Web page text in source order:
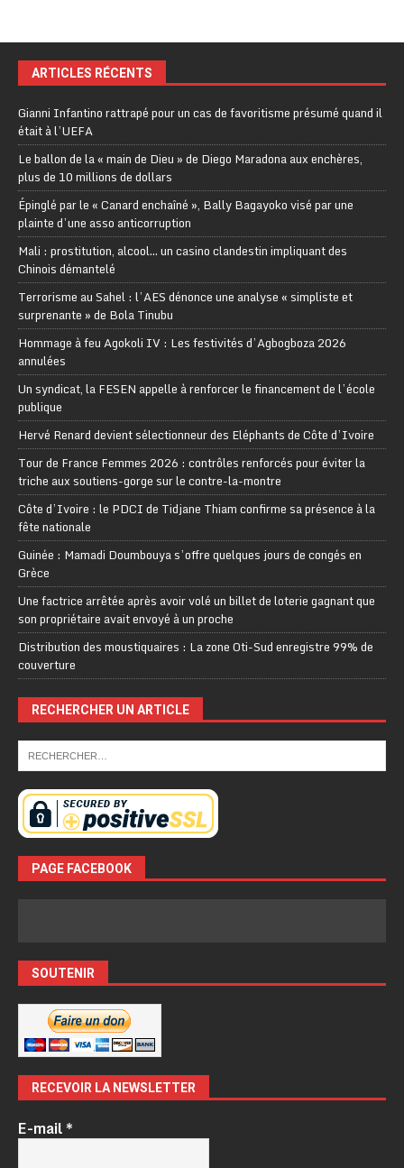
ARTICLES RÉCENTS
Gianni Infantino rattrapé pour un cas de favoritisme présumé quand il
était à l’UEFA
Le ballon de la « main de Dieu » de Diego Maradona aux enchères,
plus de 10 millions de dollars
Épinglé par le « Canard enchaîné », Bally Bagayoko visé par une
plainte d’une asso anticorruption
Mali : prostitution, alcool… un casino clandestin impliquant des
Chinois démantelé
Terrorisme au Sahel : l’AES dénonce une analyse « simpliste et
surprenante » de Bola Tinubu
Hommage à feu Agokoli IV : Les festivités d’Agbogboza 2026
annulées
Un syndicat, la FESEN appelle à renforcer le financement de l’école
publique
Hervé Renard devient sélectionneur des Eléphants de Côte d’Ivoire
Tour de France Femmes 2026 : contrôles renforcés pour éviter la
triche aux soutiens-gorge sur le contre-la-montre
Côte d’Ivoire : le PDCI de Tidjane Thiam confirme sa présence à la
fête nationale
Guinée : Mamadi Doumbouya s’offre quelques jours de congés en
Grèce
Une factrice arrêtée après avoir volé un billet de loterie gagnant que
son propriétaire avait envoyé à un proche
Distribution des moustiquaires : La zone Oti-Sud enregistre 99% de
couverture
RECHERCHER UN ARTICLE
PAGE FACEBOOK
SOUTENIR
RECEVOIR LA NEWSLETTER
E-mail*